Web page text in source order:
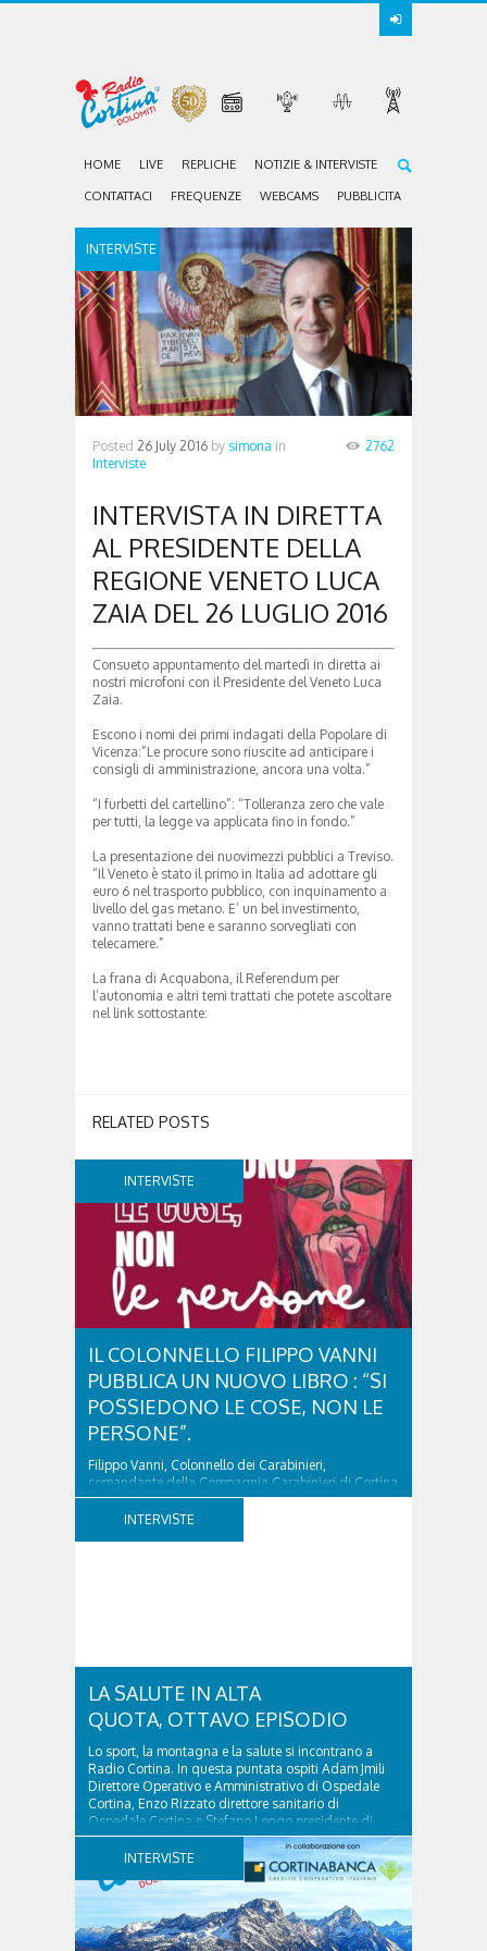
HOME LIVE REPLICHE NOTIZIE & INTERVISTE
CONTATTACI FREQUENZE WEBCAMS PUBBLICITA
INTERVISTE
Posted 26 July 2016 by simona in
Interviste
2762
INTERVISTA IN DIRETTA
AL PRESIDENTE DELLA
REGIONE VENETO LUCA
ZAIA DEL 26 LUGLIO 2016
Consueto appuntamento del martedì in diretta ai
nostri microfoni con il Presidente del Veneto Luca
Zaia.
Escono i nomi dei primi indagati della Popolare di
Vicenza:”Le procure sono riuscite ad anticipare i
consigli di amministrazione, ancora una volta.”
“I furbetti del cartellino”: “Tolleranza zero che vale
per tutti, la legge va applicata fino in fondo.”
La presentazione dei nuovimezzi pubblici a Treviso.
“Il Veneto è stato il primo in Italia ad adottare gli
euro 6 nel trasporto pubblico, con inquinamento a
livello del gas metano. E’ un bel investimento,
vanno trattati bene e saranno sorvegliati con
telecamere.”
La frana di Acquabona, il Referendum per
l’autonomia e altri temi trattati che potete ascoltare
nel link sottostante:
RELATED POSTS
INTERVISTE
IL COLONNELLO FILIPPO VANNI
PUBBLICA UN NUOVO LIBRO : “SI
POSSIEDONO LE COSE, NON LE
PERSONE”.
Filippo Vanni, Colonnello dei Carabinieri,
comandante della Compagnia Carabinieri di Cortina
d’Ampezzo sino al 2010, esperto di legislazione
nazionale ed europea, è l’ideatore del progetto di
INTERVISTE
LA SALUTE IN ALTA
QUOTA, OTTAVO EPISODIO
Lo sport, la montagna e la salute si incontrano a
Radio Cortina. In questa puntata ospiti Adam Jmili
Direttore Operativo e Amministrativo di Ospedale
Cortina, Enzo Rizzato direttore sanitario di
Ospedale Cortina e Stefano Longo presidente di
Fondazione Cortina. GVM Care & Research –...
INTERVISTE